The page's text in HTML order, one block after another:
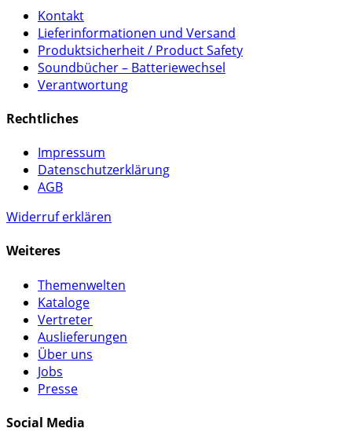
Kontakt
Lieferinformationen und Versand
Produktsicherheit / Product Safety
Soundbücher – Batteriewechsel
Verantwortung
Rechtliches
Impressum
Datenschutzerklärung
AGB
Widerruf erklären
Weiteres
Themenwelten
Kataloge
Vertreter
Auslieferungen
Über uns
Jobs
Presse
Social Media